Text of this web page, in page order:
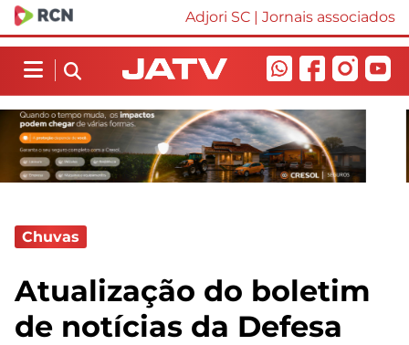
Adjori SC | Jornais associados
Chuvas
Atualização do boletim
de notícias da Defesa